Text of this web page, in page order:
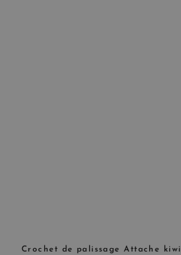
Crochet de palissage Attache kiwi